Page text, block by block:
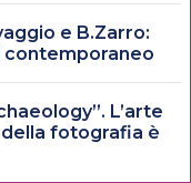
e B.Zarro:
contemporaneo
L’arte
fotografia è